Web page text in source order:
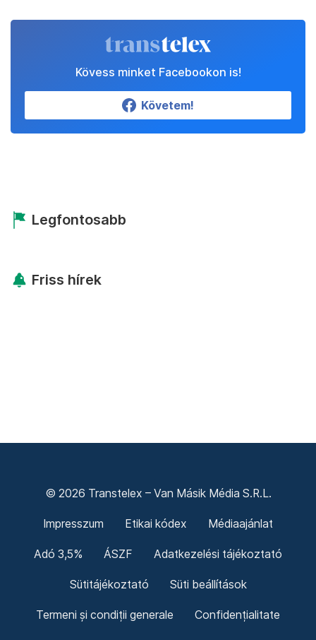
Kövess minket Facebookon is!
Követem!
Legfontosabb
Friss hírek
© 2026 Transtelex – Van Másik Média S.R.L.
Impresszum Etikai kódex Médiaajánlat
Adó 3,5% ÁSZF Adatkezelési tájékoztató
Sütitájékoztató Süti beállítások
Termeni și condiții generale Confidențialitate